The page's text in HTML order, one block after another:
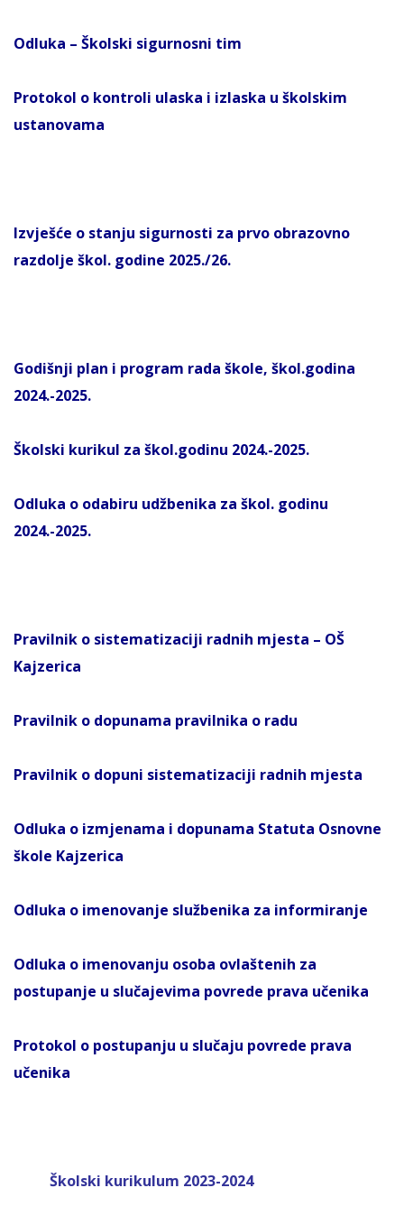
Odluka – Školski sigurnosni tim
Protokol o kontroli ulaska i izlaska u školskim
ustanovama
Izvješće o stanju sigurnosti za prvo obrazovno
razdolje škol. godine 2025./26.
Godišnji plan i program rada škole, škol.godina
2024.-2025.
Školski kurikul za škol.godinu 2024.-2025.
Odluka o odabiru udžbenika za škol. godinu
2024.-2025.
Pravilnik o sistematizaciji radnih mjesta – OŠ
Kajzerica
Pravilnik o dopunama pravilnika o radu
Pravilnik o dopuni sistematizaciji radnih mjesta
Odluka o izmjenama i dopunama Statuta Osnovne
škole Kajzerica
Odluka o imenovanje službenika za informiranje
Odluka o imenovanju osoba ovlaštenih za
postupanje u slučajevima povrede prava učenika
Protokol o postupanju u slučaju povrede prava
učenika
Školski kurikulum 2023-2024